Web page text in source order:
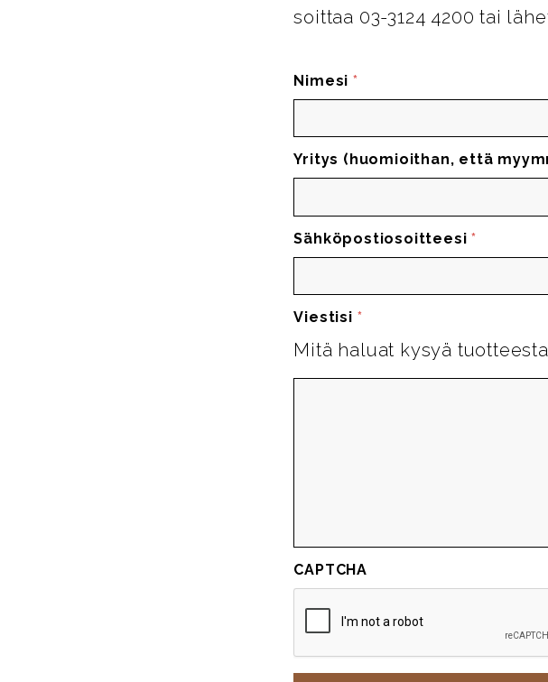
soittaa 03-3124 4200 tai
Nimesi *
Yritys (huomioithan, että
Sähköpostiosoitteesi *
Viestisi *
Mitä haluat kysyä
CAPTCHA